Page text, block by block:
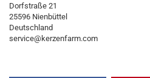
Dorfstraße 21
25596 Nienbüttel
Deutschland
service@kerzenfarm.com